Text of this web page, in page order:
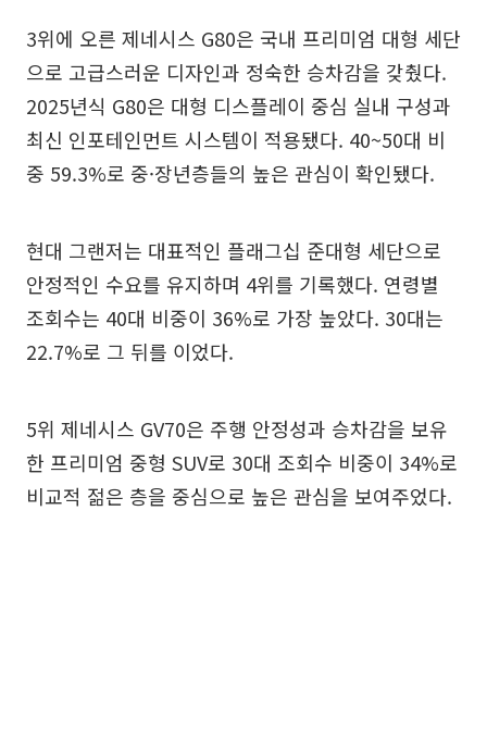
3위에 오른 제네시스 G80은 국내 프리미엄 대형 세단
으로 고급스러운 디자인과 정숙한 승차감을 갖췄다.
2025년식 G80은 대형 디스플레이 중심 실내 구성과
최신 인포테인먼트 시스템이 적용됐다. 40~50대 비
중 59.3%로 중·장년층들의 높은 관심이 확인됐다.
현대 그랜저는 대표적인 플래그십 준대형 세단으로
안정적인 수요를 유지하며 4위를 기록했다. 연령별
조회수는 40대 비중이 36%로 가장 높았다. 30대는
22.7%로 그 뒤를 이었다.
5위 제네시스 GV70은 주행 안정성과 승차감을 보유
한 프리미엄 중형 SUV로 30대 조회수 비중이 34%로
비교적 젊은 층을 중심으로 높은 관심을 보여주었다.